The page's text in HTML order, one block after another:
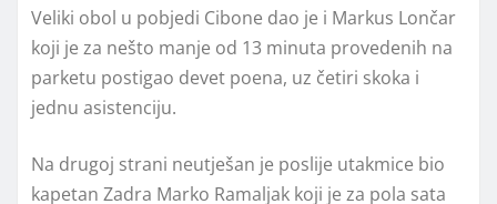
Veliki obol u pobjedi Cibone dao je i Markus Lončar
koji je za nešto manje od 13 minuta provedenih na
parketu postigao devet poena, uz četiri skoka i
jednu asistenciju.
Na drugoj strani neutješan je poslije utakmice bio
kapetan Zadra Marko Ramaljak koji je za pola sata